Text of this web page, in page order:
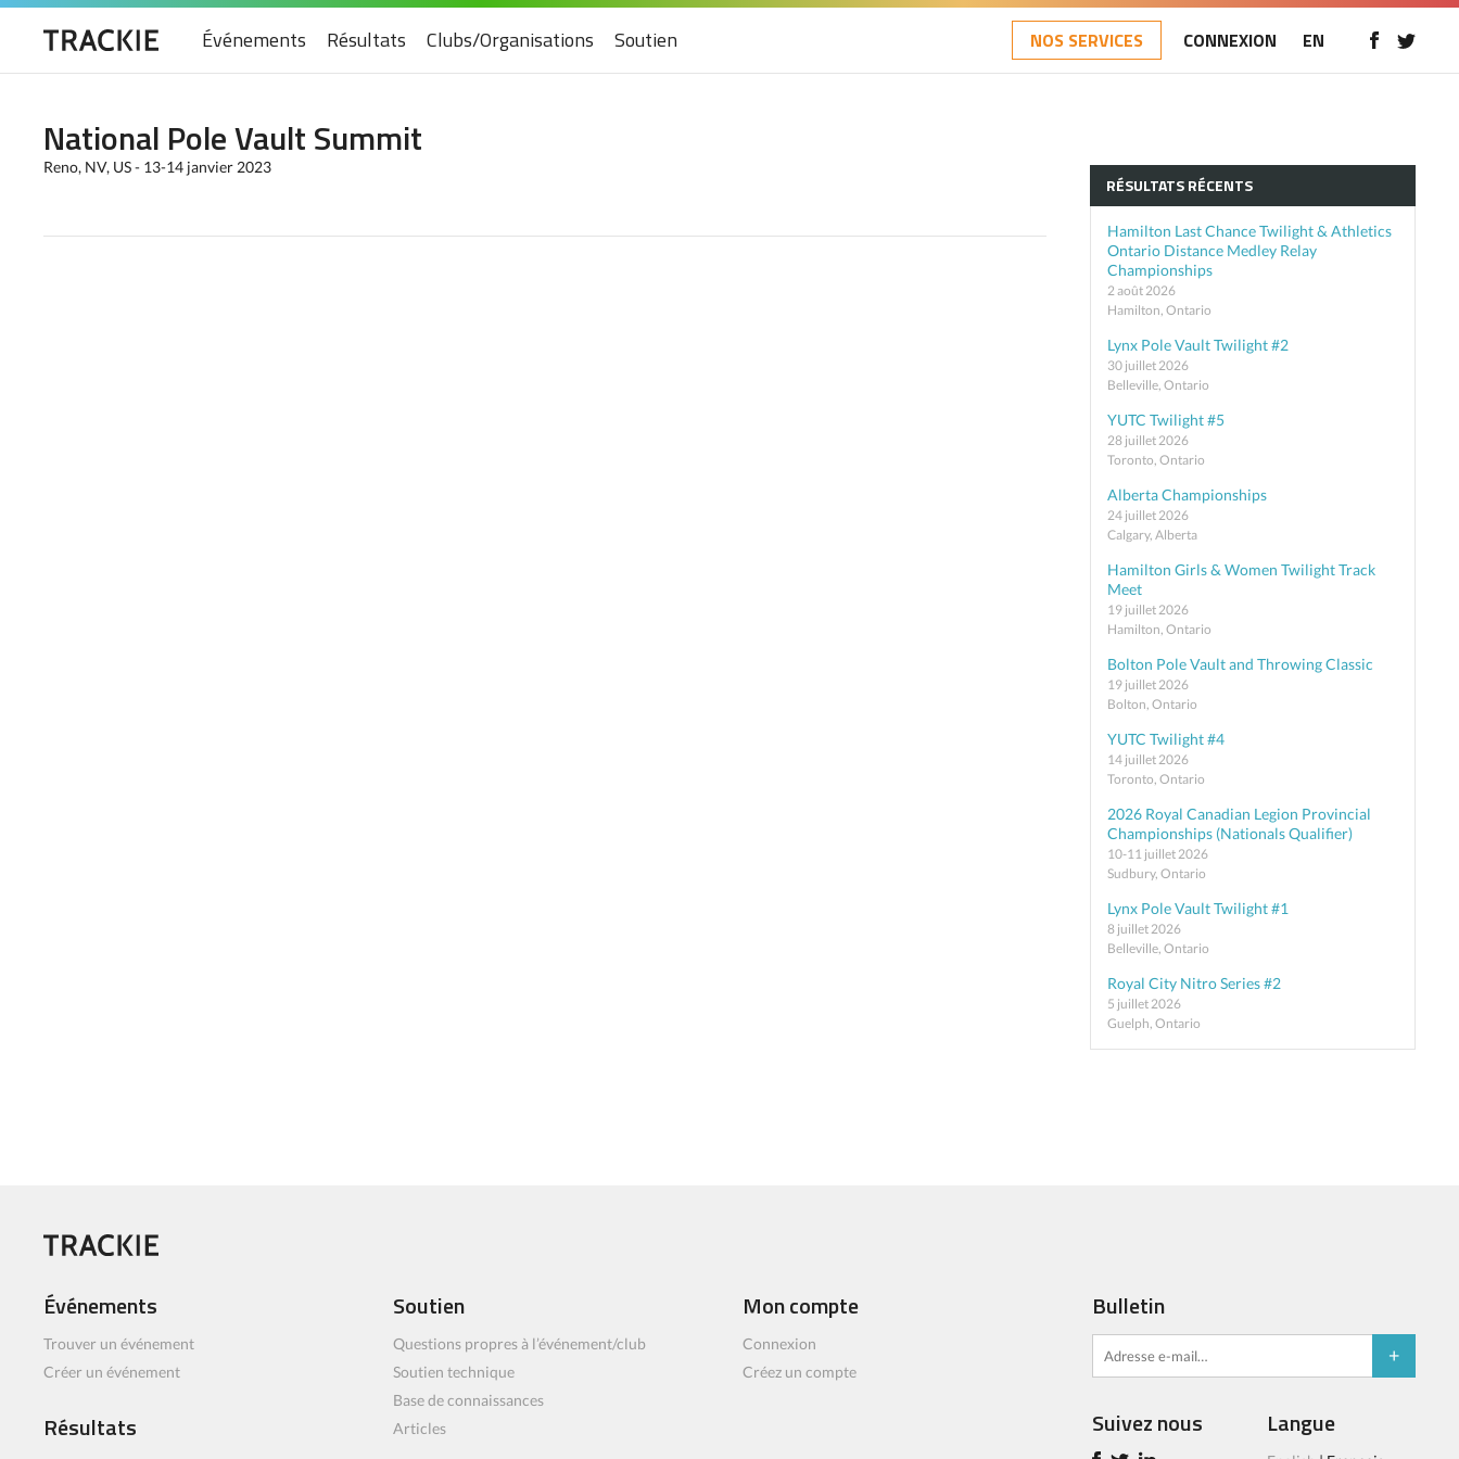
Événements Résultats Clubs/Organisations Soutien NOS SERVICES CONNEXION EN
National Pole Vault Summit
Reno, NV, US - 13-14 janvier 2023
RÉSULTATS RÉCENTS
Hamilton Last Chance Twilight & Athletics
Ontario Distance Medley Relay
Championships
2 août 2026
Hamilton, Ontario
Lynx Pole Vault Twilight #2
30 juillet 2026
Belleville, Ontario
YUTC Twilight #5
28 juillet 2026
Toronto, Ontario
Alberta Championships
24 juillet 2026
Calgary, Alberta
Hamilton Girls & Women Twilight Track
Meet
19 juillet 2026
Hamilton, Ontario
Bolton Pole Vault and Throwing Classic
19 juillet 2026
Bolton, Ontario
YUTC Twilight #4
14 juillet 2026
Toronto, Ontario
2026 Royal Canadian Legion Provincial
Championships (Nationals Qualifier)
10-11 juillet 2026
Sudbury, Ontario
Lynx Pole Vault Twilight #1
8 juillet 2026
Belleville, Ontario
Royal City Nitro Series #2
5 juillet 2026
Guelph, Ontario
Événements
Trouver un événement
Créer un événement
Résultats
Soutien
Questions propres à l’événement/club
Soutien technique
Base de connaissances
Articles
Mon compte
Connexion
Créez un compte
Bulletin
Suivez nous Langue